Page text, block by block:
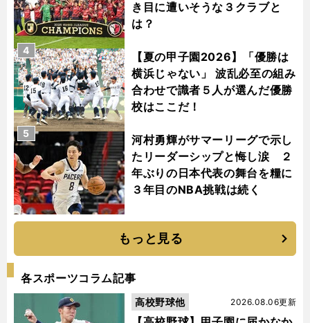
き目に遭いそうな３クラブと
は？
【夏の甲子園2026】「優勝は
横浜じゃない」 波乱必至の組み
合わせで識者５人が選んだ優勝
校はここだ！
4
河村勇輝がサマーリーグで示し
たリーダーシップと悔し涙 ２
年ぶりの日本代表の舞台を糧に
３年目のNBA挑戦は続く
5
もっと見る
各スポーツコラム記事
2026.08.06更新
高校野球他